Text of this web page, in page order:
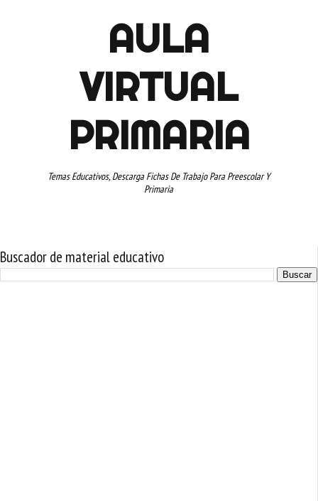
AULA
VIRTUAL
PRIMARIA
Temas Educativos, Descarga Fichas De Trabajo Para Preescolar Y
Primaria
Buscador de material educativo